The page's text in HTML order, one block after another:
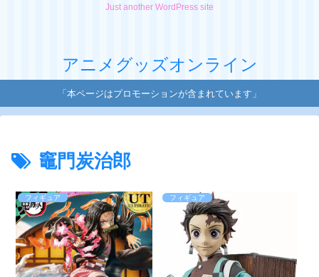
Just another WordPress site
アニメグッズオンライン
「本ページはプロモーションが含まれています」
竈門炭治郎
フィギュア フィギュア